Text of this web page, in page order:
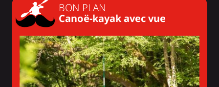
BON PLAN
Canoë-kayak avec vue